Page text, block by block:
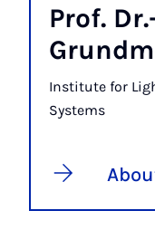
Prof.
Institute for
Systems